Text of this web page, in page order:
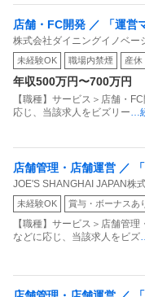
店舗・FC開発 ／ 「運営
大中の麻辣湯業態でご活
株式会社ダイニングイノベー
未経験OK 職場内禁煙 産休
年収500万円〜700万円
【職種】サービス＞店舗・
応じ、当該求人をビズリー…
店舗管理・店舗運営 ／
補」将来の料理長候補
JOE'S SHANGHAI JAPAN株
未経験OK 賞与・ボーナスあ
【職種】サービス＞店舗管
などに応じ、当該求人をビズ